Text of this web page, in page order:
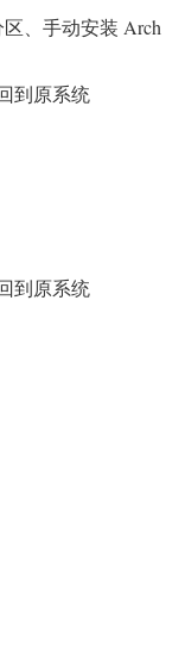
、手动安装 Arch
到原系统
到原系统